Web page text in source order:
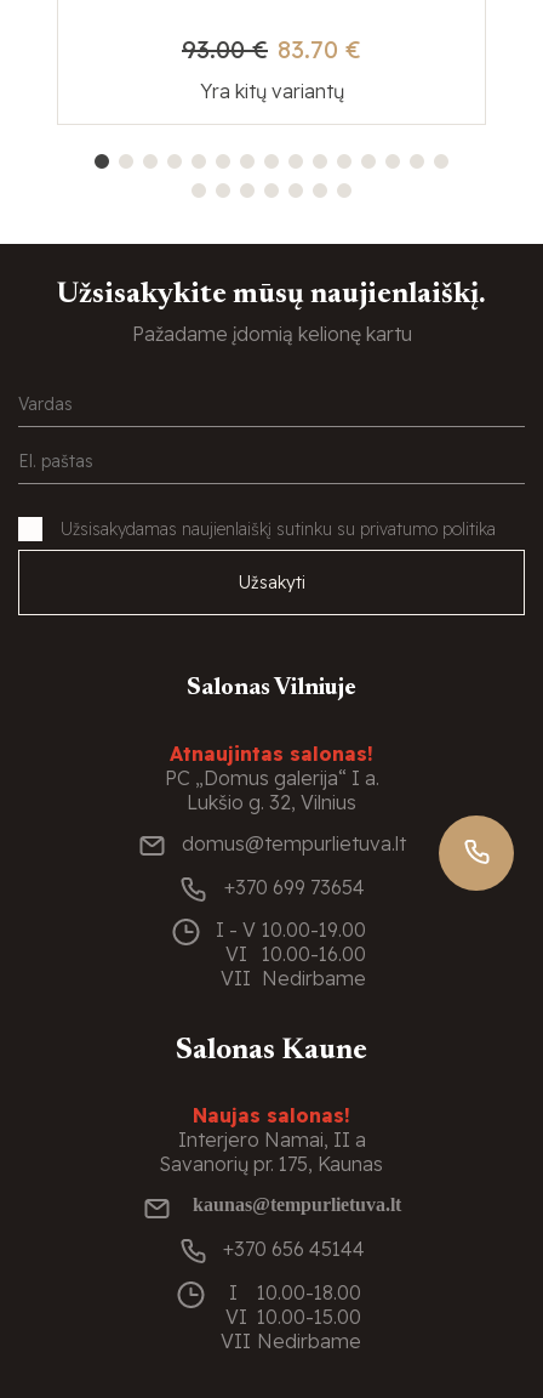
83.70 €
93.00 €
Yra kitų variantų
Užsisakykite mūsų naujienlaiškį.
Pažadame įdomią kelionę kartu
Užsisakydamas naujienlaiškį sutinku su privatumo politika
Užsakyti
Salonas Vilniuje
Atnaujintas salonas!
PC „Domus galerija“ I a.
Lukšio g. 32, Vilnius
domus@tempurlietuva.lt
+370 699 73654
I - V 10.00-19.00
VI
10.00-16.00
VII Nedirbame
Salonas Kaune
Naujas salonas!
Interjero Namai, II a
Savanorių pr. 175, Kaunas
kaunas@tempurlietuva.lt
+370 656 45144
I
10.00-18.00
VI 10.00-15.00
VII Nedirbame